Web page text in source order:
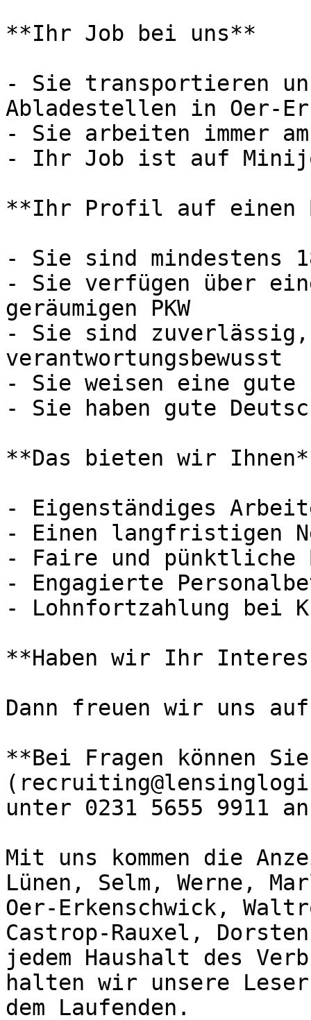
**Ihr Job bei uns**
- Sie transportieren
Abladestellen in Oer-
- Sie arbeiten immer
- Ihr Job ist auf
**Ihr Profil auf einen
- Sie sind mindestens
- Sie verfügen über
geräumigen PKW
- Sie sind
verantwortungsbewusst
- Sie weisen eine
- Sie haben gute
**Das bieten wir
- Eigenständiges
- Einen langfristigen
- Faire und pünktliche
- Engagierte
- Lohnfortzahlung bei
**Haben wir Ihr
Dann freuen wir uns
**Bei Fragen können
unter 0231 5655 9911
Mit uns kommen die
Lünen, Selm, Werne,
Oer-Erkenschwick,
Castrop-Rauxel,
jedem Haushalt des
halten wir unsere